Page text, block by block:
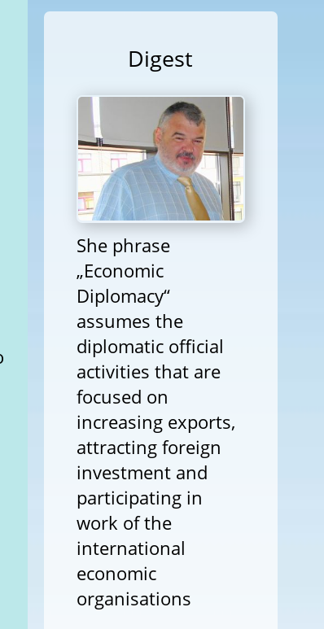
Digest
She phrase
„Economic
Diplomacy“
assumes the
diplomatic official
activities that are
focused on
increasing exports,
attracting foreign
investment and
participating in
work of the
international
economic
organisations